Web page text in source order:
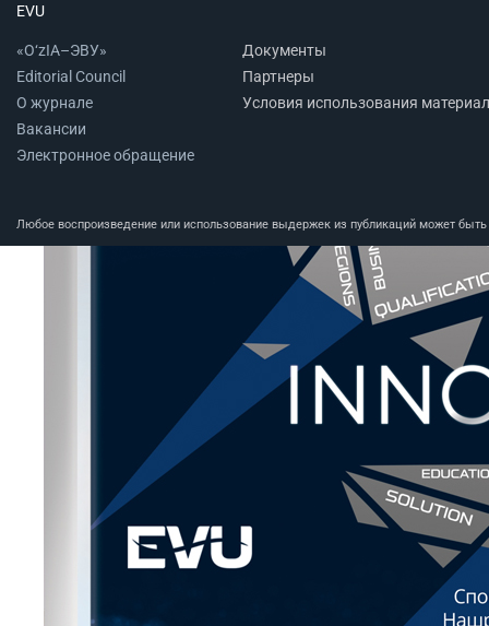
EVU
«O‘zIA–ЭВУ»
Editorial Council
О журнале
Вакансии
Электронное обращение
Документы
Партнеры
Условия использования
Любое воспроизведение или использование выдержек из публикаций может